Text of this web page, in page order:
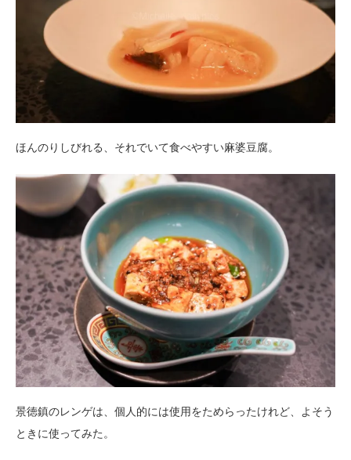
ほんのりしびれる、それでいて食べやすい麻婆豆腐。
景徳鎮のレンゲは、個人的には使用をためらったけれど、よそう
ときに使ってみた。